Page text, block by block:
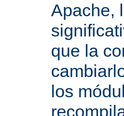
Apache,
que la
los